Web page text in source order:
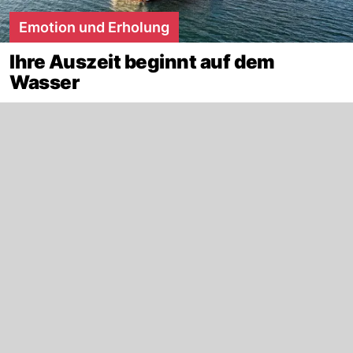
Emotion und Erholung
Ihre Auszeit beginnt auf dem
Wasser